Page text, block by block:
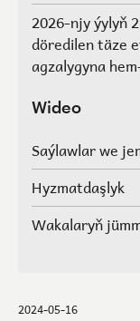
2026-njy ýylyň
döredilen täze
agzalygyna
Wideo
Saýlawlar we
Hyzmatdaşlyk
Wakalaryň
2024-05-16